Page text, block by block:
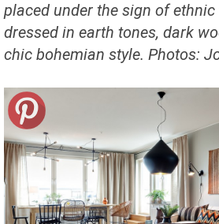
placed under the sign of ethnic
dressed in earth tones, dark
chic bohemian style. Photos: